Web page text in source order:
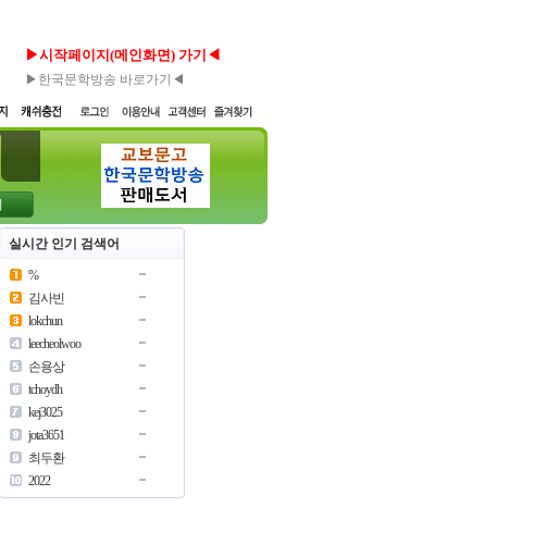
▶시작페이지(메인화면) 가기◀
▶한국문학방송 바로가기◀
실시간 인기 검색어
%
김사빈
lokchun
leecheolwoo
손용상
tchoydh
kej3025
jota3651
최두환
2022